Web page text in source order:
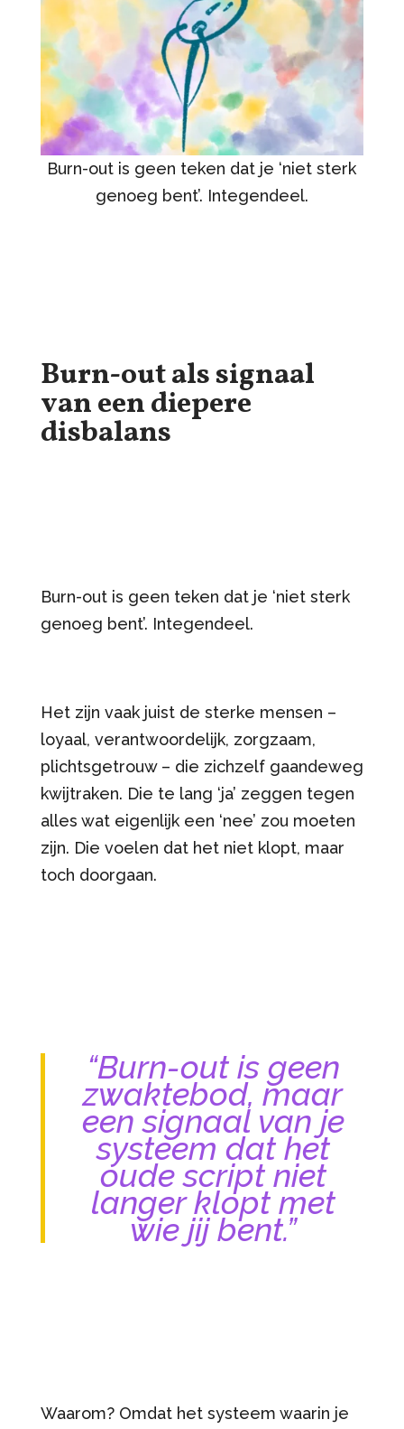
Burn-out is geen teken dat je ‘niet sterk
genoeg bent’. Integendeel.
Burn-out als signaal
van een diepere
disbalans
Burn-out is geen teken dat je ‘niet sterk
genoeg bent’. Integendeel.
Het zijn vaak juist de sterke mensen –
loyaal, verantwoordelijk, zorgzaam,
plichtsgetrouw – die zichzelf gaandeweg
kwijtraken. Die te lang ‘ja’ zeggen tegen
alles wat eigenlijk een ‘nee’ zou moeten
zijn. Die voelen dat het niet klopt, maar
toch doorgaan.
“Burn-out is geen
zwaktebod, maar
een signaal van je
systeem dat het
oude script niet
langer klopt met
wie jij bent.”
Waarom? Omdat het systeem waarin je